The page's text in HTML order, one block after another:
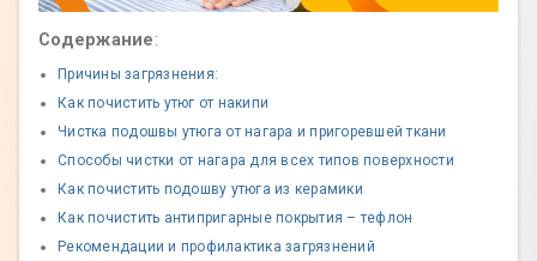
Содержание:
Причины загрязнения:
Как почистить утюг от накипи
Чистка подошвы утюга от нагара и пригоревшей ткани
Способы чистки от нагара для всех типов поверхности
Как почистить подошву утюга из керамики
Как почистить антипригарные покрытия – тефлон
Рекомендации и профилактика загрязнений